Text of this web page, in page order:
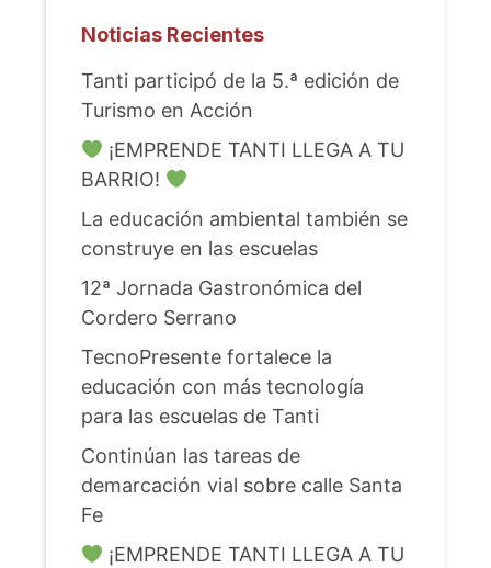
Noticias Recientes
Tanti participó de la 5.ª edición de
Turismo en Acción
¡EMPRENDE TANTI LLEGA A TU
BARRIO!
La educación ambiental también se
construye en las escuelas
12ª Jornada Gastronómica del
Cordero Serrano
TecnoPresente fortalece la
educación con más tecnología
para las escuelas de Tanti
Continúan las tareas de
demarcación vial sobre calle Santa
Fe
¡EMPRENDE TANTI LLEGA A TU